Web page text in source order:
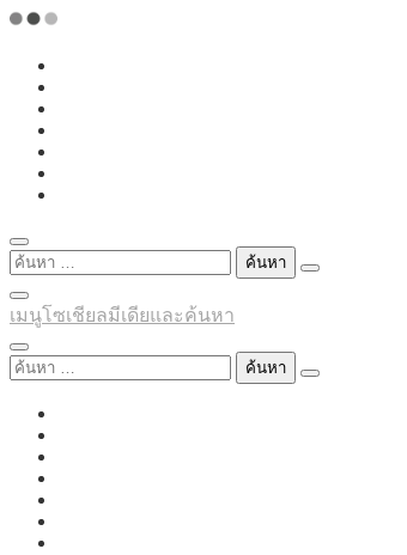
Skip
content
ค้นหา
สำหรับ:
เมนูโซเชียลมีเดียและค้นหา
ค้นหา